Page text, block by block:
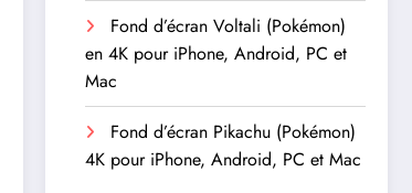
Fond d’écran Voltali (Pokémon)
en 4K pour iPhone, Android, PC et
Mac
Fond d’écran Pikachu (Pokémon)
4K pour iPhone, Android, PC et Mac